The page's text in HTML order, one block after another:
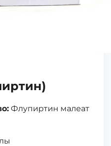
Флупиртин малеат